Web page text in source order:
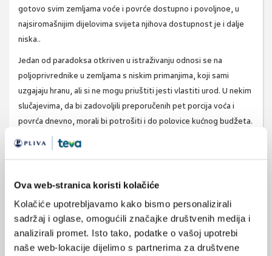
Ova web-stranica koristi kolačiće
Kolačiće upotrebljavamo kako bismo personalizirali
sadržaj i oglase, omogućili značajke društvenih medija i
analizirali promet. Isto tako, podatke o vašoj upotrebi
naše web-lokacije dijelimo s partnerima za društvene
gotovo svim zemljama voće i povrće dostupno i povoljnoe, u
najsiromašnijim dijelovima svijeta njihova dostupnost je i dalje
niska..
Jedan od paradoksa otkriven u istraživanju odnosi se na
poljoprivrednike u zemljama s niskim primanjima, koji sami
uzgajaju hranu, ali si ne mogu priuštiti jesti vlastiti urod. U nekim
slučajevima, da bi zadovoljili preporučenih pet porcija voća i
povrća dnevno, morali bi potrošiti i do polovice kućnog budžeta.
Ova saznanjanaglašavaju potrebu za redefiniranjem
univerzalnih preporuka koje pretpostavljaju jednaku dostupnost
resursa, potrebne su prilagodbe koje će uvažiti stvarne
mogućnosti i izazove u različitim dijelovima svijeta – od gradskih
četvrti do ruralnih područja, od razvijenih zemalja do onih u
razvoju.